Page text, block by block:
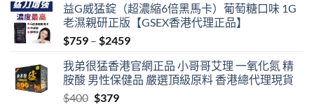
益G威猛錠（超濃縮6倍黑馬卡）葡萄糖口味 1G
老濕親研正版【GSEX香港代理正品】
$759 – $2459Price
$759
through
我弟很猛香港官網正品 小哥哥艾理 一氧化氮 精
胺酸 男性保健品 嚴選頂級原料 香港總代理現貨
$400 Original
$379Current